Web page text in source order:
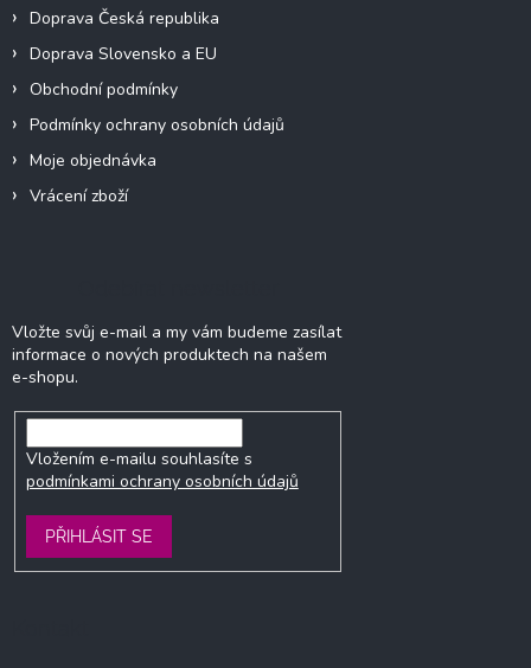
s
Doprava Česká republika
Doprava Slovensko a EU
Obchodní podmínky
Podmínky ochrany osobních údajů
Moje objednávka
Vrácení zboží
Vložte svůj e-mail a my vám budeme zasílat
informace o nových produktech na našem
e-shopu.
Vložením e-mailu souhlasíte s
podmínkami ochrany osobních údajů
PŘIHLÁSIT SE